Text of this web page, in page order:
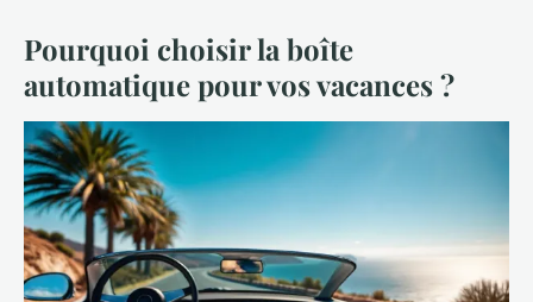
Pourquoi choisir la boîte
automatique pour vos vacances ?